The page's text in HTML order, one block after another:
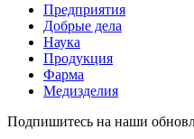
Предприятия
Добрые дела
Наука
Продукция
Фарма
Медизделия
Подпишитесь на наши